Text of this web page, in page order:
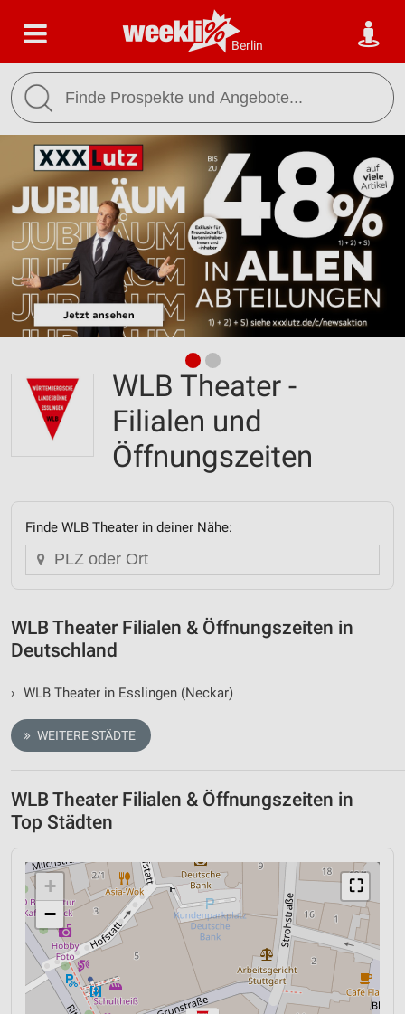
Berlin
WLB Theater -
Filialen und
Öffnungszeiten
Finde WLB Theater in deiner Nähe:
WLB Theater Filialen & Öffnungszeiten in
Deutschland
› WLB Theater in Esslingen (Neckar)
WEITERE STÄDTE
WLB Theater Filialen & Öffnungszeiten in
Top Städten
⛶
+
−